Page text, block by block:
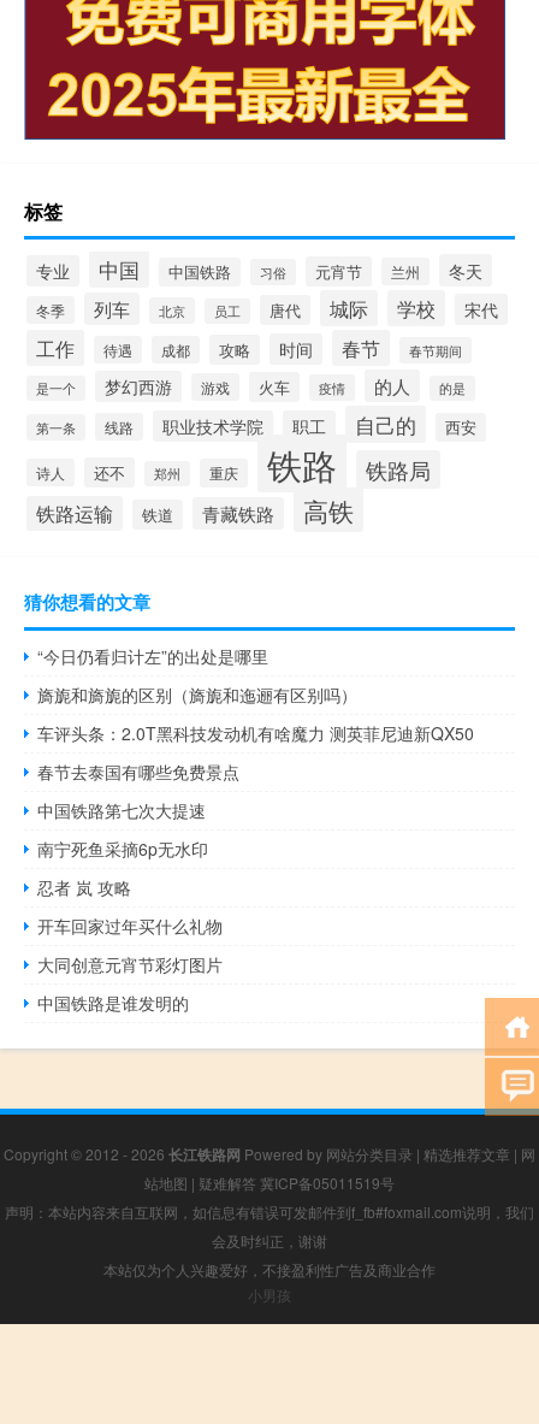
标签
专业 中国 中国铁路 习俗 元宵节 兰州 冬天
冬季 列车 北京 员工 唐代 城际 学校 宋代
工作 待遇 成都 攻略 时间 春节 春节期间
是一个 梦幻西游 游戏 火车 疫情 的人 的是
第一条 线路 职业技术学院 职工 自己的 西安
诗人 还不 郑州 重庆 铁路 铁路局
铁路运输 铁道 青藏铁路 高铁
猜你想看的文章
“今日仍看归计左”的出处是哪里
旖旎和旖旎的区别（旖旎和迤逦有区别吗）
车评头条：2.0T黑科技发动机有啥魔力 测英菲尼迪新QX50
春节去泰国有哪些免费景点
中国铁路第七次大提速
南宁死鱼采摘6p无水印
忍者 岚 攻略
开车回家过年买什么礼物
大同创意元宵节彩灯图片
中国铁路是谁发明的
Copyright © 2012 - 2026 长江铁路网 Powered by 网站分类目录 | 精选推荐文章 | 网
站地图 | 疑难解答 冀ICP备05011519号
声明：本站内容来自互联网，如信息有错误可发邮件到f_fb#foxmail.com说明，我们
会及时纠正，谢谢
本站仅为个人兴趣爱好，不接盈利性广告及商业合作
小男孩